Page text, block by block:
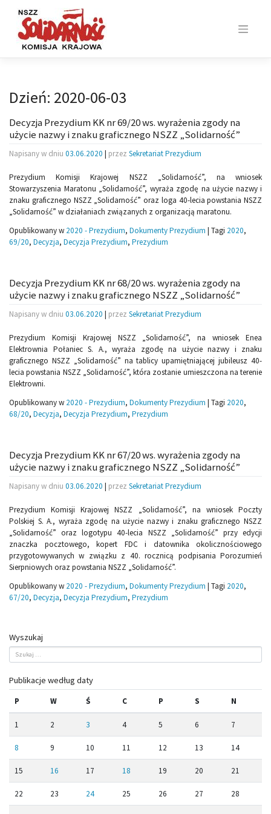
content
Dzień: 2020-06-03
Decyzja Prezydium KK nr 69/20 ws. wyrażenia zgody na
użycie nazwy i znaku graficznego NSZZ „Solidarność”
Napisany w dniu 03.06.2020 | przez Sekretariat Prezydium
Prezydium Komisji Krajowej NSZZ „Solidarność”, na wniosek
Stowarzyszenia Maratonu „Solidarność”, wyraża zgodę na użycie nazwy i
znaku graficznego NSZZ „Solidarność” oraz loga 40-lecia powstania NSZZ
„Solidarność” w działaniach związanych z organizacją maratonu.
Opublikowany w 2020 - Prezydium, Dokumenty Prezydium | Tagi 2020,
69/20, Decyzja, Decyzja Prezydium, Prezydium
Decyzja Prezydium KK nr 68/20 ws. wyrażenia zgody na
użycie nazwy i znaku graficznego NSZZ „Solidarność”
Napisany w dniu 03.06.2020 | przez Sekretariat Prezydium
Prezydium Komisji Krajowej NSZZ „Solidarność”, na wniosek Enea
Elektrownia Połaniec S. A., wyraża zgodę na użycie nazwy i znaku
graficznego NSZZ „Solidarność” na tablicy upamiętniającej jubileusz 40-
lecia powstania NSZZ „Solidarność”, która zostanie umieszczona na terenie
Elektrowni.
Opublikowany w 2020 - Prezydium, Dokumenty Prezydium | Tagi 2020,
68/20, Decyzja, Decyzja Prezydium, Prezydium
Decyzja Prezydium KK nr 67/20 ws. wyrażenia zgody na
użycie nazwy i znaku graficznego NSZZ „Solidarność”
Napisany w dniu 03.06.2020 | przez Sekretariat Prezydium
Prezydium Komisji Krajowej NSZZ „Solidarność”, na wniosek Poczty
Polskiej S. A., wyraża zgodę na użycie nazwy i znaku graficznego NSZZ
„Solidarność” oraz logotypu 40-lecia NSZZ „Solidarność” przy edycji
znaczka pocztowego, kopert FDC i datownika okolicznościowego
przygotowywanych w związku z 40. rocznicą podpisania Porozumień
Sierpniowych oraz powstania NSZZ „Solidarność”.
Opublikowany w 2020 - Prezydium, Dokumenty Prezydium | Tagi 2020,
67/20, Decyzja, Decyzja Prezydium, Prezydium
Wyszukaj
Publikacje według daty
P W Ś C P S N
1 2 3 4 5 6 7
8 9 10 11 12 13 14
15 16 17 18 19 20 21
22 23 24 25 26 27 28